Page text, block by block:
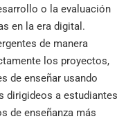
o la evaluación
en la era digital.
de manera
los proyectos,
de enseñar usando
dirigideos a estudiantes
de enseñanza más